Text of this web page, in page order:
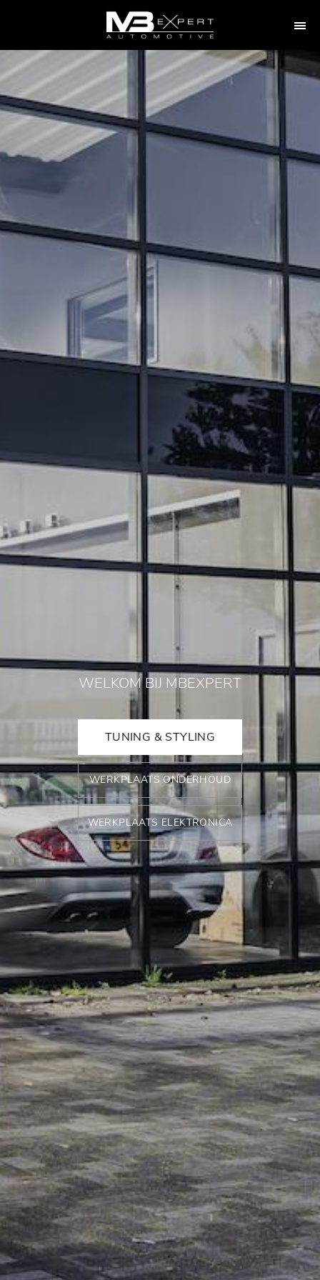
WELKOM BIJ MBEXPERT
TUNING & STYLING
WERKPLAATS ONDERHOUD
WERKPLAATS ELEKTRONICA